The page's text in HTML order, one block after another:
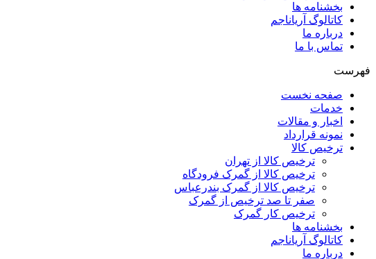
بخشنامه ها
کاتالوگ آریاناجم
درباره ما
تماس با ما
فهرست
صفحه نخست
خدمات
اخبار و مقالات
نمونه قرارداد
ترخیص کالا
ترخیص کالا از تهران
ترخیص کالا از گمرک فرودگاه
ترخیص کالا از گمرک بندرعباس
صفر تا صد ترخیص از گمرک
ترخیص کار گمرک
بخشنامه ها
کاتالوگ آریاناجم
درباره ما